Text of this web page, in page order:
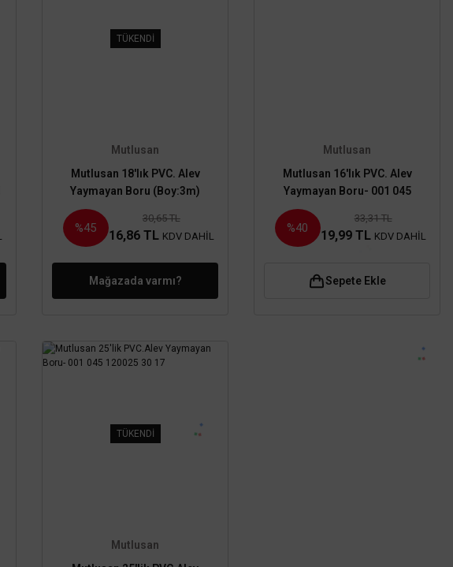
TÜKENDİ
Mutlusan
Mutlusan 18'lık PVC. Alev
Yaymayan Boru (Boy:3m)
%45
30,65 TL
16,86 TL KDV DAHİL
Mağazada varmı?
Mutlusan
Mutlusan 16'lık PVC. Alev
Yaymayan Boru- 001 045
%40
33,31 TL
19,99 TL KDV DAHİL
Sepete Ekle
TÜKENDİ
Mutlusan